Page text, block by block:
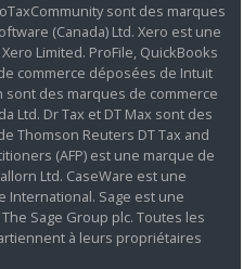
sont des marques
(Canada) Ltd. Xero est une
Limited. ProFile, QuickBooks
commerce déposées de Intuit
sont des marques de commerce
Ltd. Dr Tax et DT Max sont des
Thomson Reuters DT Tax and
(AFP) est une marque de
Ltd. CaseWare est une
International. Sage est une
Sage Group plc. Toutes les
à leurs propriétaires